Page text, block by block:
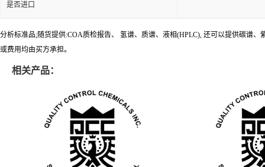
是否进口
分析标准品;随货提供:COA质检报告、 氢谱、质谱、液相(HPLC), 还可以提供碳谱
或费用均由买方承担。
相关产品：